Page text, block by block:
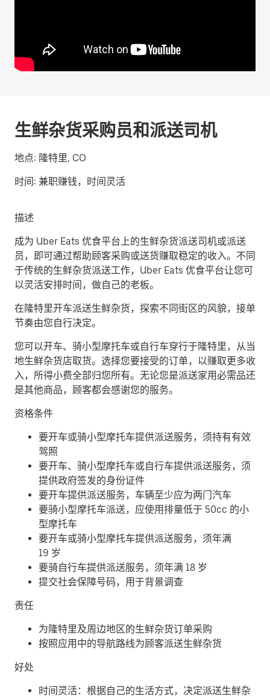
生鲜杂货采购员和派送司机
地点: 隆特里, CO
时间: 兼职赚钱，时间灵活
描述
成为 Uber Eats 优食平台上的生鲜杂货派送司机或派送
员，即可通过帮助顾客采购或送货赚取稳定的收入。不同
于传统的生鲜杂货派送工作，Uber Eats 优食平台让您可
以灵活安排时间，做自己的老板。
在隆特里开车派送生鲜杂货，探索不同街区的风貌，接单
节奏由您自行决定。
您可以开车、骑小型摩托车或自行车穿行于隆特里，从当
地生鲜杂货店取货。选择您要接受的订单，以赚取更多收
入，所得小费全部归您所有。无论您是派送家用必需品还
是其他商品，顾客都会感谢您的服务。
资格条件
要开车或骑小型摩托车提供派送服务，须持有有效
驾照
要开车、骑小型摩托车或自行车提供派送服务，须
提供政府签发的身份证件
要开车提供派送服务，车辆至少应为两门汽车
要骑小型摩托车派送，应使用排量低于 50cc 的小
型摩托车
要开车或骑小型摩托车提供派送服务，须年满
19 岁
要骑自行车提供派送服务，须年满 18 岁
提交社会保障号码，用于背景调查
责任
为隆特里及周边地区的生鲜杂货订单采购
按照应用中的导航路线为顾客派送生鲜杂货
好处
时间灵活：根据自己的生活方式，决定派送生鲜杂